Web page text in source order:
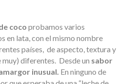
coco probamos varios
en lata, con el mismo nombre
países, de aspecto, textura y
muy) diferentes. Desde un sabor
inusual. En ninguno de